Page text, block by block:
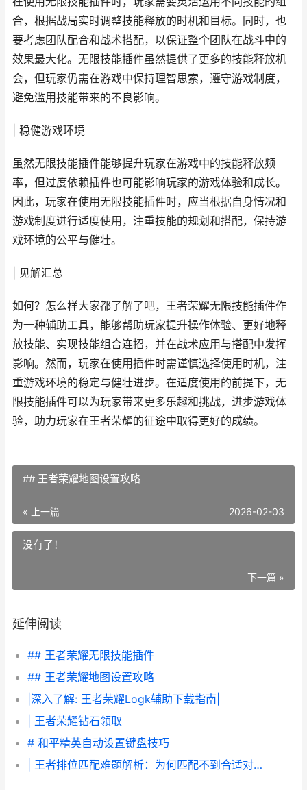
合，根据战局实时调整技能释放的时机和目标。同时，也
要考虑团队配合和战术搭配，以保证整个团队在战斗中的
效果最大化。无限技能插件虽然提供了更多的技能释放机
会，但玩家仍需在游戏中保持理智思索，遵守游戏制度，
避免滥用技能带来的不良影响。
| 稳健游戏环境
虽然无限技能插件能够提升玩家在游戏中的技能释放频
率，但过度依赖插件也可能影响玩家的游戏体验和成长。
因此，玩家在使用无限技能插件时，应当根据自身情况和
游戏制度进行适度使用，注重技能的规划和搭配，保持游
戏环境的公平与健壮。
| 见解汇总
如何？怎么样大家都了解了吧，王者荣耀无限技能插件作
为一种辅助工具，能够帮助玩家提升操作体验、更好地释
放技能、实现技能组合连招，并在战术应用与搭配中发挥
影响。然而，玩家在使用插件时需谨慎选择使用时机，注
重游戏环境的稳定与健壮进步。在适度使用的前提下，无
限技能插件可以为玩家带来更多乐趣和挑战，进步游戏体
验，助力玩家在王者荣耀的征途中取得更好的成绩。
## 王者荣耀地图设置攻略
« 上一篇 2026-02-03
没有了！
下一篇 »
延伸阅读
## 王者荣耀无限技能插件
## 王者荣耀地图设置攻略
|深入了解: 王者荣耀Logk辅助下载指南|
| 王者荣耀钻石领取
# 和平精英自动设置键盘技巧
| 王者排位匹配难题解析：为何匹配不到合适对手？